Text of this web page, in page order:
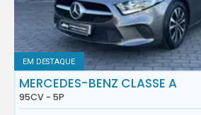
EM DESTAQUE
MERCEDES-BENZ CLASSE A
95CV - 5P